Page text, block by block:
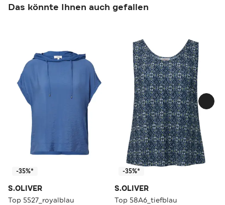
Das könnte Ihnen auch gefallen
-35%*
S.OLIVER
Top 5527_royalblau
-35%*
S.OLIVER
Top 58A6_tiefblau